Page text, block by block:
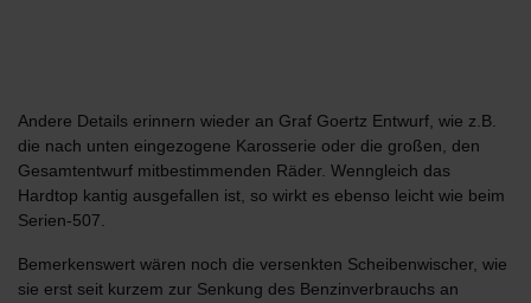
Andere Details erinnern wieder an Graf Goertz Entwurf, wie z.B.
die nach unten eingezogene Karosserie oder die großen, den
Gesamtentwurf mitbestimmenden Räder. Wenngleich das
Hardtop kantig ausgefallen ist, so wirkt es ebenso leicht wie beim
Serien-507.
Bemerkenswert wären noch die versenkten Scheibenwischer, wie
sie erst seit kurzem zur Senkung des Benzinverbrauchs an